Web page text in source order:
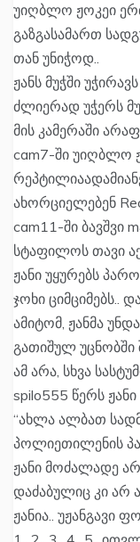
უიღბლო ჟოკეი
გაზგასამართ
თან უნიჭოდ..
ჟანს მუჭში
ძლიერად უჭერს
მის კამერაში
cam7-ში უიღბლო
ახორციელებენ
cam11-ში ბავშვი
სტაფილოს თავი
ჟანი უყურებს
ჯოხი ციმციმებს..
ამიტომ, ჟანმა
გათიშულ უცნობში
ამ არა, სხვა
spilo555 წერს
“ახლა ალბათ
პოლიეთილენის
ჟანი მოძალადე
დაძაბულიც კი არ
ჟანია.. უჟანგავი